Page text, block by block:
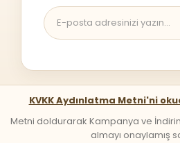
KVKK Aydınlatma Metni'ni
Metni doldurarak Kampanya ve
almayı onaylamış